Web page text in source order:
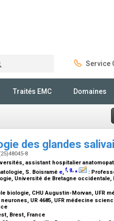
Service
Traités EMC Domaines
des glandes
8
assistant hospitalier
, S. Boisramé e, f, g ⁎ :
Université de Bretagne
biologie, CHU Augustin-Morvan, UFR
UR 4685, UFR médecine
Brest, France